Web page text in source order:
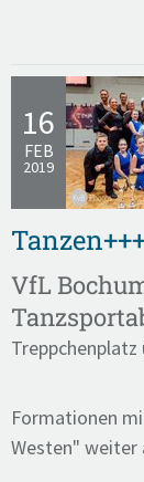
16
FEB
2019
VfL
Treppchenplatz
Formationen
Westen" weiter